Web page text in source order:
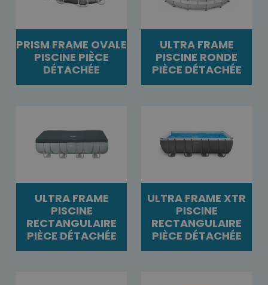
PRISM FRAME OVALE
PISCINE PIÈCE
DÉTACHÉE
ULTRA FRAME
PISCINE RONDE
PIÈCE DÉTACHÉE
ULTRA FRAME
PISCINE
RECTANGULAIRE
PIÈCE DÉTACHÉE
ULTRA FRAME XTR
PISCINE
RECTANGULAIRE
PIÈCE DÉTACHÉE